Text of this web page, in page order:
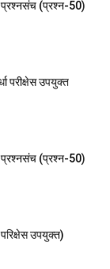
प्रश्नसंच (प्रश्न-50)
परीक्षेस उपयुक्त
प्रश्नसंच (प्रश्न-50)
उपयुक्त)